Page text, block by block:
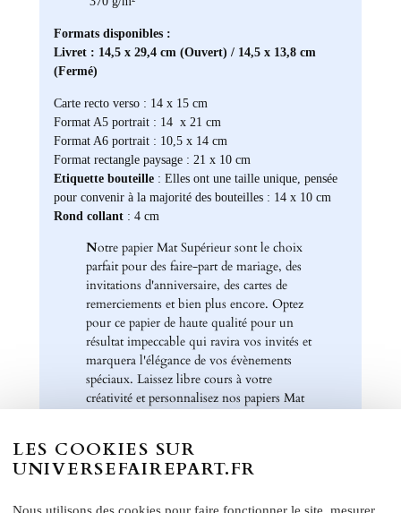
Formats disponibles :
Livret : 14,5 x 29,4 cm (Ouvert) / 14,5 x 13,8 cm
(Fermé)
Carte recto verso : 14 x 15 cm
Format A5 portrait : 14 x 21 cm
Format A6 portrait : 10,5 x 14 cm
Format rectangle paysage : 21 x 10 cm
Etiquette bouteille: Elles ont une taille unique, pensée
pour convenir à la majorité des bouteilles : 14 x 10 cm
Rond collant : 4 cm
Notre papier Mat Supérieur sont le choix
parfait pour des faire-part de mariage, des
invitations d'anniversaire, des cartes de
remerciements et bien plus encore. Optez
pour ce papier de haute qualité pour un
résultat impeccable qui ravira vos invités et
marquera l'élégance de vos évènements
spéciaux. Laissez libre cours à votre
créativité et personnalisez nos papiers Mat
Chez Universe Faire-part, nous mettons
d'exception qui répondent à vos attentes les
LES COOKIES SUR
UNIVERSEFAIREPART.FR
Nous utilisons des cookies pour faire fonctionner le site, mesurer